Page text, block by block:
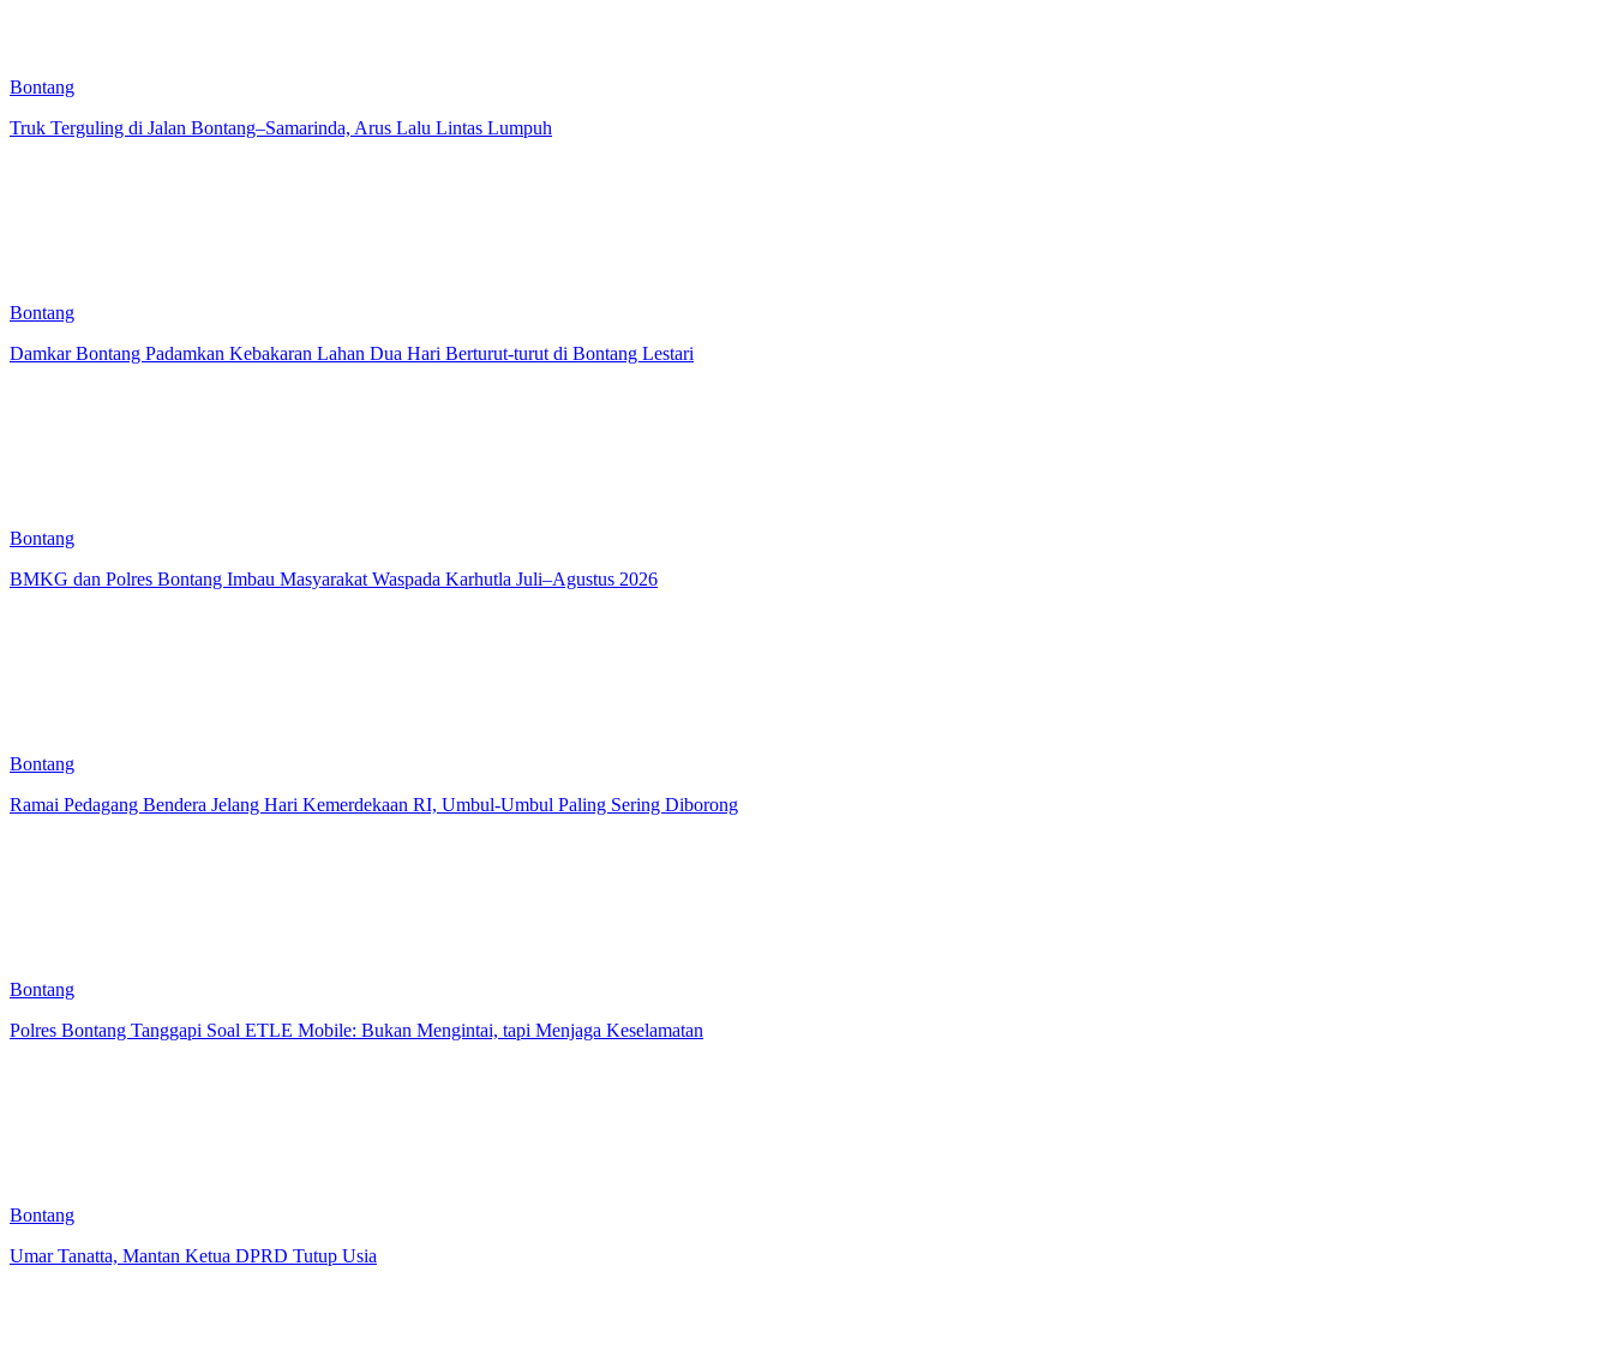
Bontang
Truk Terguling di Jalan Bontang–Samarinda, Arus Lalu Lintas Lumpuh
Bontang
Damkar Bontang Padamkan Kebakaran Lahan Dua Hari Berturut-turut di Bontang Lestari
Bontang
BMKG dan Polres Bontang Imbau Masyarakat Waspada Karhutla Juli–Agustus 2026
Bontang
Ramai Pedagang Bendera Jelang Hari Kemerdekaan RI, Umbul-Umbul Paling Sering Diborong
Bontang
Polres Bontang Tanggapi Soal ETLE Mobile: Bukan Mengintai, tapi Menjaga Keselamatan
Bontang
Umar Tanatta, Mantan Ketua DPRD Tutup Usia